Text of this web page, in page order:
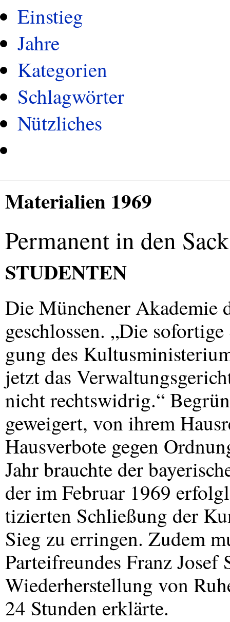
Einstieg
Jahre
Kategorien
Schlagwörter
Nützliches
Materialien 1969
Permanent in den
STUDENTEN
Die Münchener Akademie
geschlossen. „Die
gung des
jetzt das
nicht rechtswidrig.“
geweigert, von ihrem
Hausverbote gegen
Jahr brauchte der
der im Februar 1969
tizierten Schließung der
Sieg zu erringen. Zudem
Parteifreundes Franz Josef
Wiederherstellung von
24 Stunden erklärte.